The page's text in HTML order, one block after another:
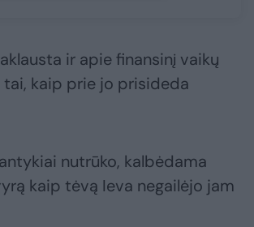
ir apie finansinį vaikų
kaip prie jo prisideda
nutrūko, kalbėdama
kaip tėvą Ieva negailėjo jam